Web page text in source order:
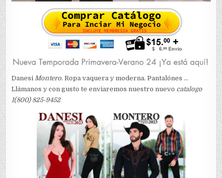
DanesiMontero. Ropa vaquera y moderna. Pantalónes …
Llámanos y con gusto te enviaremos nuestro nuevo catalogo
1(800) 825-9452